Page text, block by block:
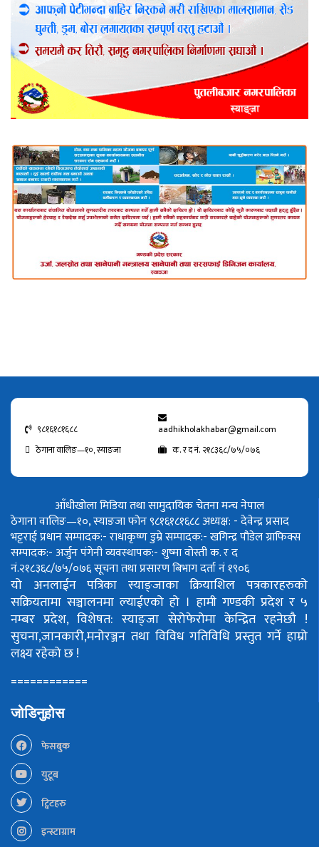
९८१६१८१६८८
aadhikholakhabar@gmail.com
ठेगाना वालिङ—१०, स्याङजा
क. र द नं. २१८३६८/७५/०७६
आँधीखोला मिडिया तथा सामुदायिक चेतना मन्च नेपाल
ठेगाना वालिङ—१०, स्याङजा फोन ९८१६१८१६८८अध्यक्ष: - देवेन्द्र प्रसाद
भट्टराईप्रधान सम्पादक:- राधाकृष्ण डुम्रेसम्पादक:- खगिन्द्र पौडेलग्राफिक्स
सम्पादक:- अर्जुन पंगेनीव्यवस्थापक:- शुष्मा वोस्तीक. र द
नं.२१८३६८/७५/०७६सूचना तथा प्रसारण बिभाग दर्ता नं १९०६
यो अनलाईन पत्रिका स्याङ्जाका क्रियाशिल पत्रकारहरुको
सक्रियतामा सञ्चालनमा ल्याईएको हो । हामी गण्डकी प्रदेश र ५
नम्बर प्रदेश, विशेषत: स्याङ्जा सेरोफेरोमा केन्द्रित रहनेछौ !
सुचना,जानकारी,मनोरञ्जन तथा विविध गतिविधि प्रस्तुत गर्ने हाम्रो
लक्ष्य रहेको छ !
============
जोडिनुहोस
फेसबुक
युटूब
ट्विटहरु
इन्स्टाग्राम